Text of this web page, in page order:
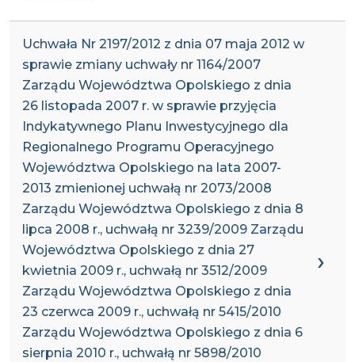
Uchwała Nr 2197/2012 z dnia 07 maja 2012 w
sprawie zmiany uchwały nr 1164/2007
Zarządu Województwa Opolskiego z dnia
26 listopada 2007 r. w sprawie przyjęcia
Indykatywnego Planu Inwestycyjnego dla
Regionalnego Programu Operacyjnego
Województwa Opolskiego na lata 2007-
2013 zmienionej uchwałą nr 2073/2008
Zarządu Województwa Opolskiego z dnia 8
lipca 2008 r., uchwałą nr 3239/2009 Zarządu
Województwa Opolskiego z dnia 27
kwietnia 2009 r., uchwałą nr 3512/2009
Zarządu Województwa Opolskiego z dnia
23 czerwca 2009 r., uchwałą nr 5415/2010
Zarządu Województwa Opolskiego z dnia 6
sierpnia 2010 r., uchwałą nr 5898/2010